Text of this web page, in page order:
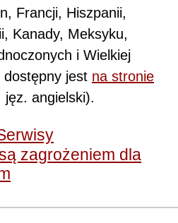
Francji, Hiszpanii,
Kanady, Meksyku,
i Wielkiej
dostępny jest na stronie
jęz. angielski).
zagrożeniem dla